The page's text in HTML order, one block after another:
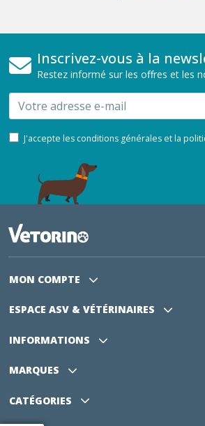
Inscrivez-vous à la
Restez informé sur les offres et les
Email
J'accepte les conditions générales et la
MON COMPTE
ESPACE ASV & VÉTÉRINAIRES
INFORMATIONS
MARQUES
CATÉGORIES